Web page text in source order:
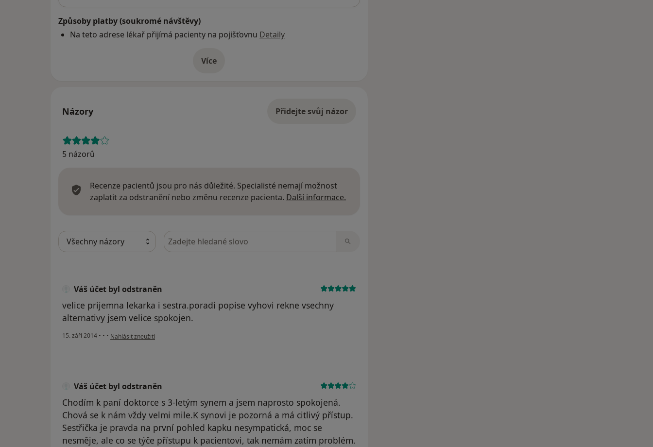
Způsoby platby (soukromé návštěvy)
Na teto adrese lékař přijímá pacienty na pojišťovnu Detaily
Víceo adrese
Názory Přidejte svůj názor
5 názorů
Recenze pacientů jsou pro nás důležité. Specialisté nemají možnost
zaplatit za odstranění nebo změnu recenze pacienta. Další informace.
Hledejte v názorech
Váš účet byl odstraněn
velice prijemna lekarka i sestra.poradi popise vyhovi rekne vsechny
alternativy jsem velice spokojen.
15. září 2014 • • • podle názoru uživatele Váš účet byl odstraněn
Nahlásit zneužití
Váš účet byl odstraněn
Chodím k paní doktorce s 3-letým synem a jsem naprosto spokojená.
Chová se k nám vždy velmi mile.K synovi je pozorná a má citlivý přístup.
Sestřička je pravda na první pohled kapku nesympatická, moc se
nesměje, ale co se týče přístupu k pacientovi, tak nemám zatím problém.